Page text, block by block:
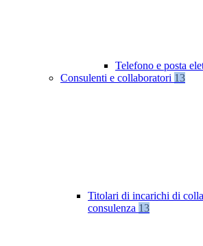
Telefono e posta
Consulenti e collaboratori 13
Titolari di incarichi di
consulenza 13